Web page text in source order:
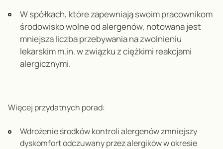
W spółkach, które zapewniają swoim pracownikom
środowisko wolne od alergenów, notowana jest
mniejsza liczba przebywania na zwolnieniu
lekarskim m.in. w związku z ciężkimi reakcjami
alergicznymi.
Więcej przydatnych porad:
Wdrożenie środków kontroli alergenów zmniejszy
dyskomfort odczuwany przez alergików w okresie